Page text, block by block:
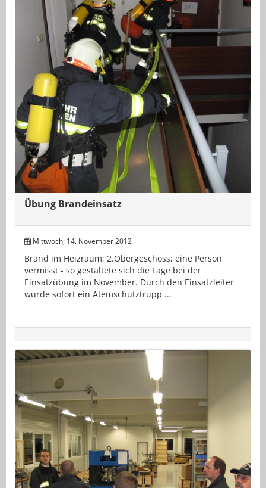
Übung Brandeinsatz
Mittwoch, 14. November 2012
Brand im Heizraum; 2.Obergeschoss; eine Person
vermisst - so gestaltete sich die Lage bei der
Einsatzübung im November. Durch den Einsatzleiter
wurde sofort ein Atemschutztrupp ...